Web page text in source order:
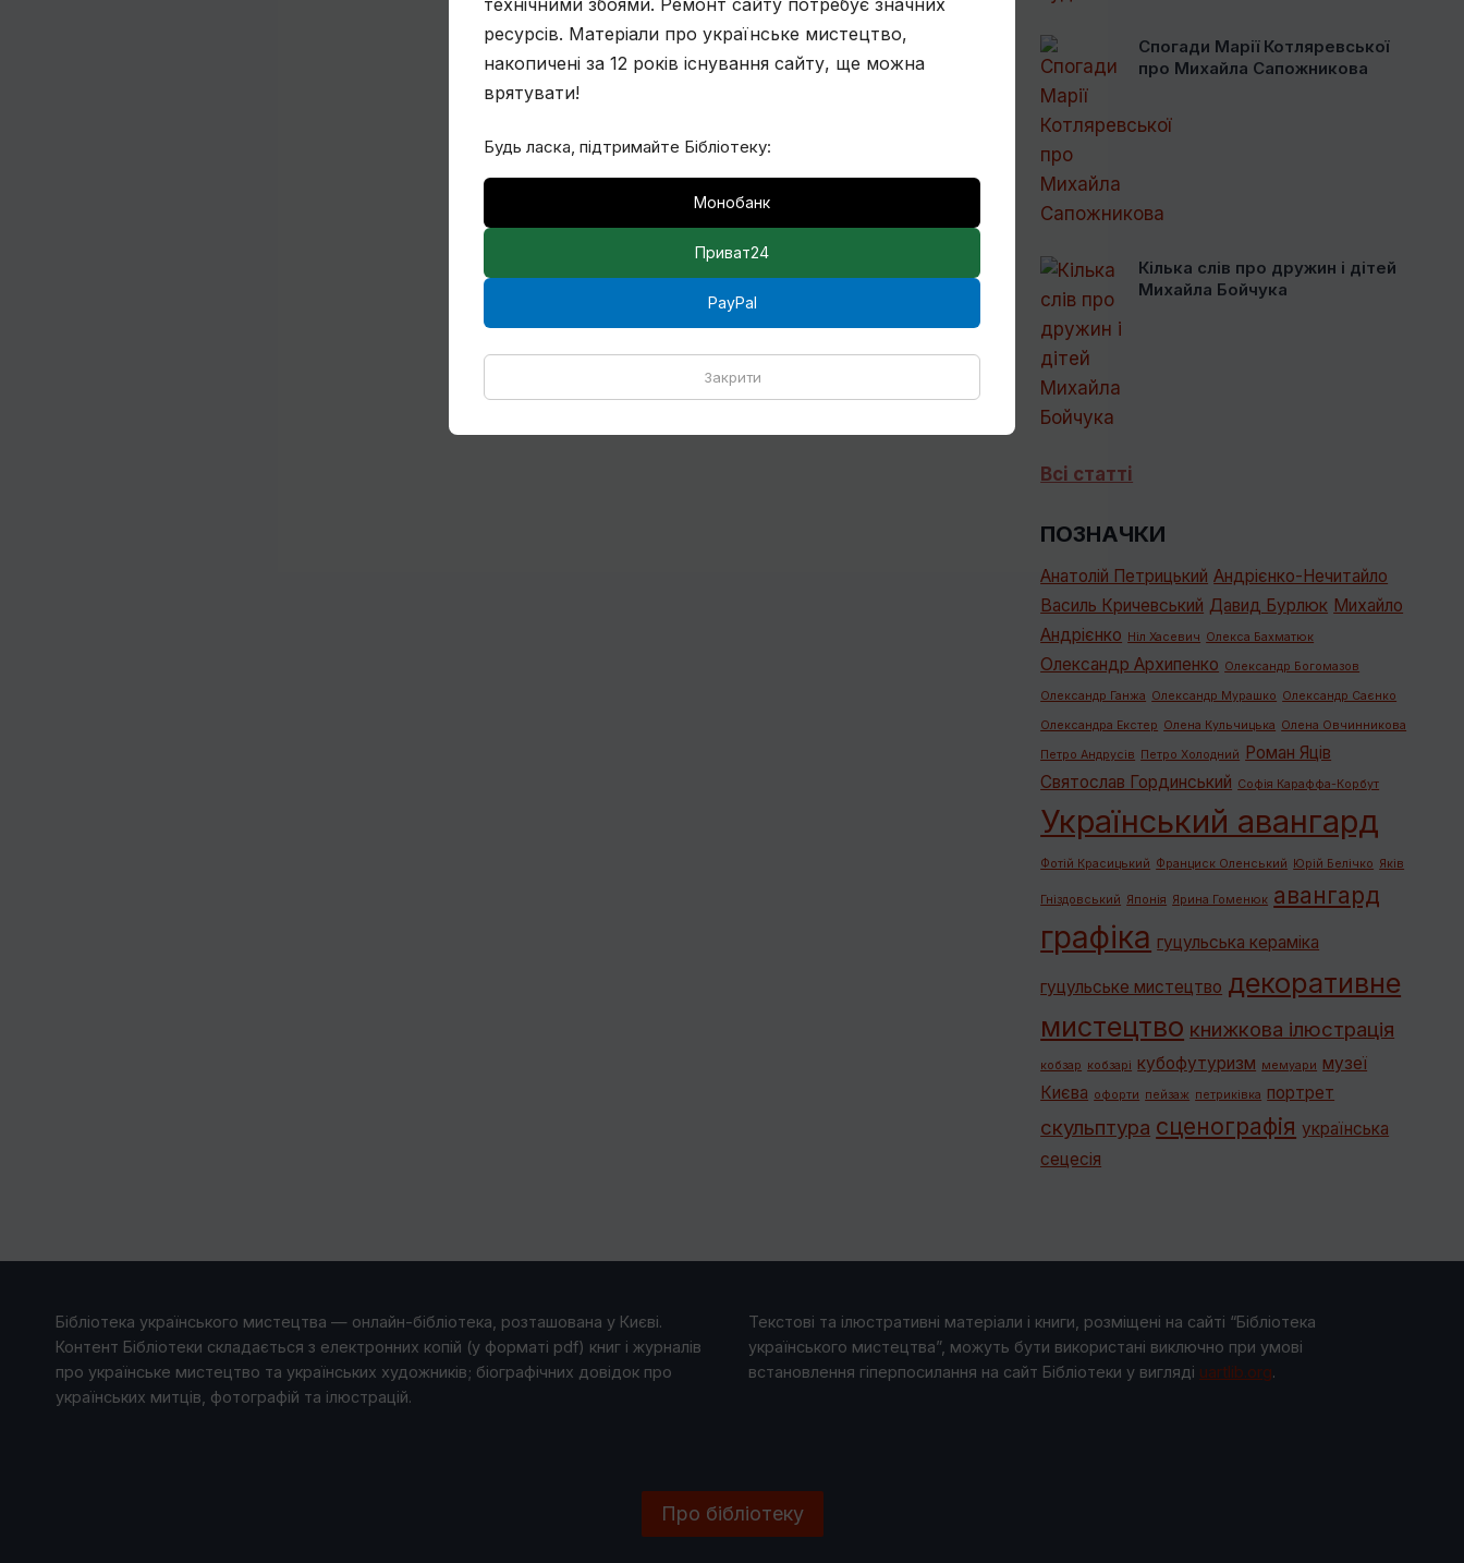
Спогади Марії Котляревської
про Михайла Сапожникова
Кілька слів про дружин і дітей
Михайла Бойчука
Всі статті
ПОЗНАЧКИ
Анатолій Петрицький Андрієнко-Нечитайло
Василь Кричевський Давид Бурлюк Михайло
Андрієнко Ніл Хасевич Олекса Бахматюк
Олександр Архипенко Олександр Богомазов
Олександр Ганжа Олександр Мурашко Олександр Саєнко
Олександра Екстер Олена Кульчицька Олена Овчинникова
Петро Андрусів Петро Холодний
Роман Яців
Святослав Гординський Софія Караффа-Корбут
Український авангард
Фотій Красицький Франциск Оленський Юрій Белічко Яків
Гніздовський Японія Ярина Гоменюк авангард
графiка гуцульська кераміка
гуцульське мистецтво декоративне
мистецтво книжкова ілюстрація
кобзар кобзарі кубофутуризм мемуари музеї
Києва офорти пейзаж петриківка портрет
скульптура сценографія українська
сецесія
Бібліотека українського мистецтва — онлайн-бібліотека, розташована у Києві.
Контент Бібліотеки складається з електронних копій (у форматі pdf) книг і журналів
про українське мистецтво та українських художників; біографічних довідок про
українських митців, фотографій та ілюстрацій.
Текстові та ілюстративні матеріали і книги, розміщені на сайті “Бібліотека
українського мистецтва”, можуть бути використані виключно при умові
встановлення гіперпосилання на сайт Бібліотеки у виглядi uartlib.org.
Про бібліотеку
технічними збоями. Ремонт сайту потребує значних
ресурсів. Матеріали про українське мистецтво,
накопичені за 12 років існування сайту, ще можна
врятувати!
Будь ласка, підтримайте Бібліотеку:
Монобанк
Приват24
PayPal
Закрити